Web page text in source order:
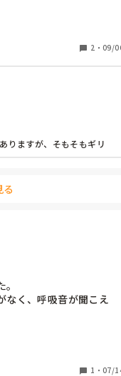
けの次の日が早番や日
体調不良で休めない
っているのに、あまり手
う看護師もいてイラって
2 ・ 09/
りますが、そもそもギリ
いないなりの回しかたす
ネや相談員など。介護業
なく、呼吸音が聞こえ
表示続いていた。1時間
対応した自分が悪いよ
て準備はできてます。
1 ・ 07/